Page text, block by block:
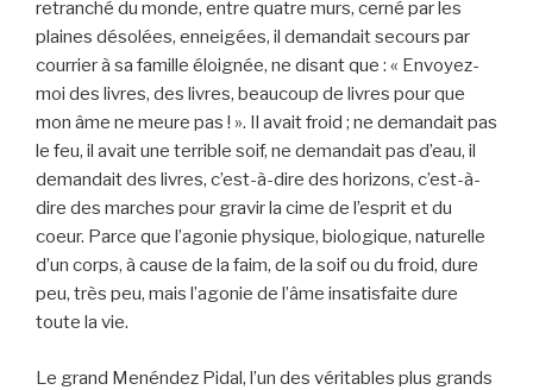
retranché du monde, entre quatre murs, cerné par les
plaines désolées, enneigées, il demandait secours par
courrier à sa famille éloignée, ne disant que : « Envoyez-
moi des livres, des livres, beaucoup de livres pour que
mon âme ne meure pas ! ». Il avait froid ; ne demandait pas
le feu, il avait une terrible soif, ne demandait pas d’eau, il
demandait des livres, c’est-à-dire des horizons, c’est-à-
dire des marches pour gravir la cime de l’esprit et du
coeur. Parce que l’agonie physique, biologique, naturelle
d’un corps, à cause de la faim, de la soif ou du froid, dure
peu, très peu, mais l’agonie de l’âme insatisfaite dure
toute la vie.
Le grand Menéndez Pidal, l’un des véritables plus grands